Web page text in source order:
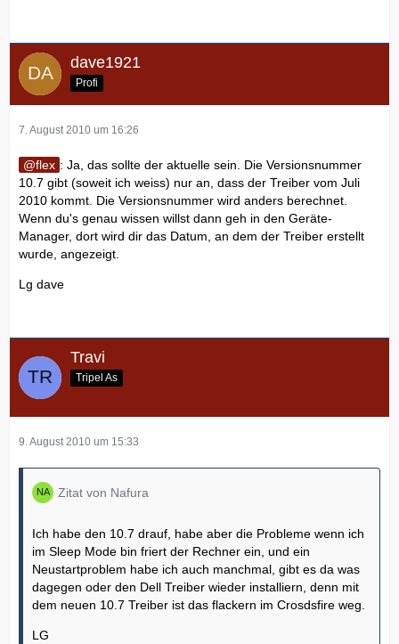
dave1921
Profi
7. August 2010 um 16:26
flex : Ja, das sollte der aktuelle sein. Die Versionsnummer
10.7 gibt (soweit ich weiss) nur an, dass der Treiber vom Juli
2010 kommt. Die Versionsnummer wird anders berechnet.
Wenn du's genau wissen willst dann geh in den Geräte-
Manager, dort wird dir das Datum, an dem der Treiber erstellt
wurde, angezeigt.
Lg dave
Travi
Tripel As
9. August 2010 um 15:33
Zitat von Nafura
Ich habe den 10.7 drauf, habe aber die Probleme wenn ich
im Sleep Mode bin friert der Rechner ein, und ein
Neustartproblem habe ich auch manchmal, gibt es da was
dagegen oder den Dell Treiber wieder installiern, denn mit
dem neuen 10.7 Treiber ist das flackern im Crosdsfire weg.
LG